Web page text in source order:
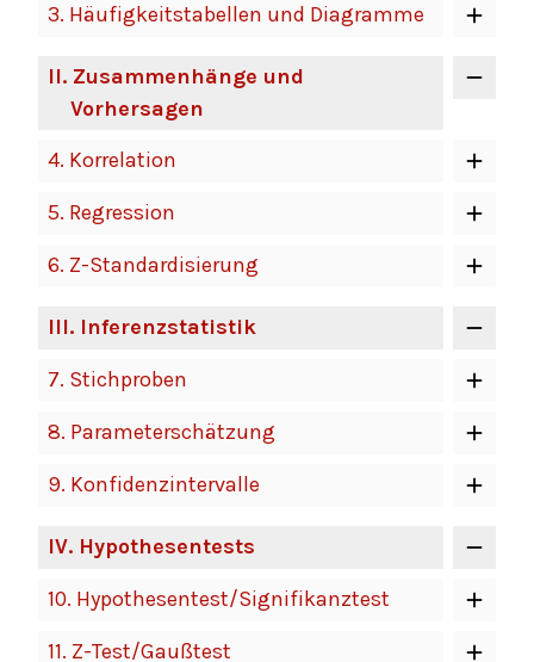
3. Häufigkeitstabellen und Diagramme
II. Zusammenhänge und
Vorhersagen
4. Korrelation
5. Regression
6. Z-Standardisierung
III. Inferenzstatistik
7. Stichproben
8. Parameterschätzung
9. Konfidenzintervalle
IV. Hypothesentests
10. Hypothesentest/Signifikanztest
11. Z-Test/Gaußtest